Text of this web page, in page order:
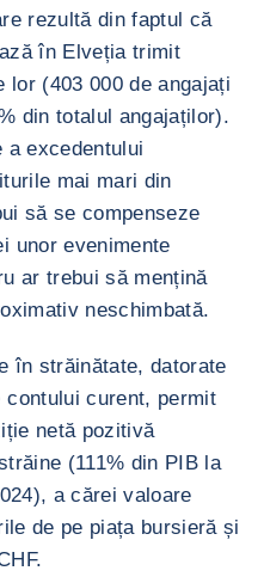
rezultă din faptul că
în Elveția trimit
lor (403 000 de angajați
din totalul angajaților).
a excedentului
mai mari din
să se compenseze
unor evenimente
ar trebui să mențină
neschimbată.
în străinătate, datorate
contului curent, permit
netă pozitivă
(111% din PIB la
a cărei valoare
de pe piața bursieră și